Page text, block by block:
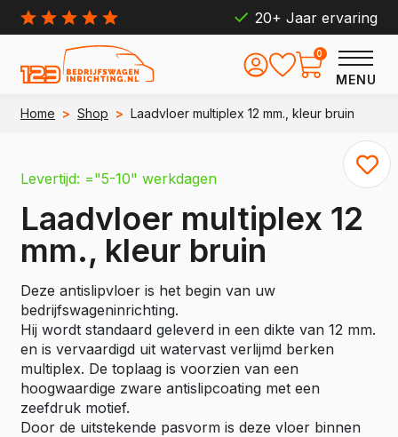
20+ Jaar ervaring
MENU
0
Home > Shop > Laadvloer multiplex 12 mm., kleur bruin
Levertijd: ="5-10" werkdagen
Laadvloer multiplex 12
mm., kleur bruin
Deze antislipvloer is het begin van uw
bedrijfswageninrichting.
Hij wordt standaard geleverd in een dikte van 12 mm.
en is vervaardigd uit watervast verlijmd berken
multiplex. De toplaag is voorzien van een
hoogwaardige zware antislipcoating met een
zeefdruk motief.
Door de uitstekende pasvorm is deze vloer binnen